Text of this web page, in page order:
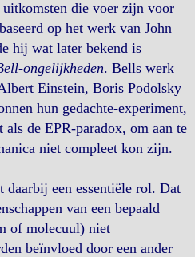
die voer zijn voor
op het werk van John
hij wat later bekend is
ongelijkheden. Bells werk
Einstein, Boris Podolsky
hun gedachte-experiment,
als de EPR-paradox, om aan te
niet compleet kon zijn.
een essentiële rol. Dat
van een bepaald
of molecuul) niet
beïnvloed door een ander